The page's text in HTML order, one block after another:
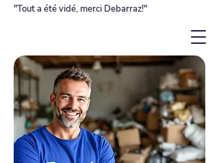
"Tout a été vidé, merci Debarraz!"